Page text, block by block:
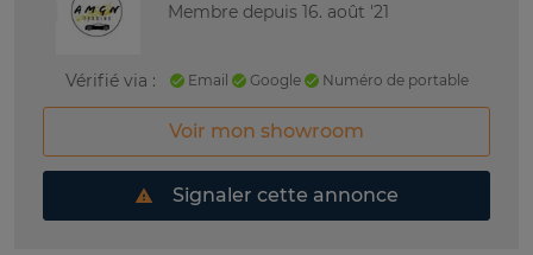
Membre depuis 16. août '21
Vérifié via : Email Google Numéro de portable
Voir mon showroom
Signaler cette annonce